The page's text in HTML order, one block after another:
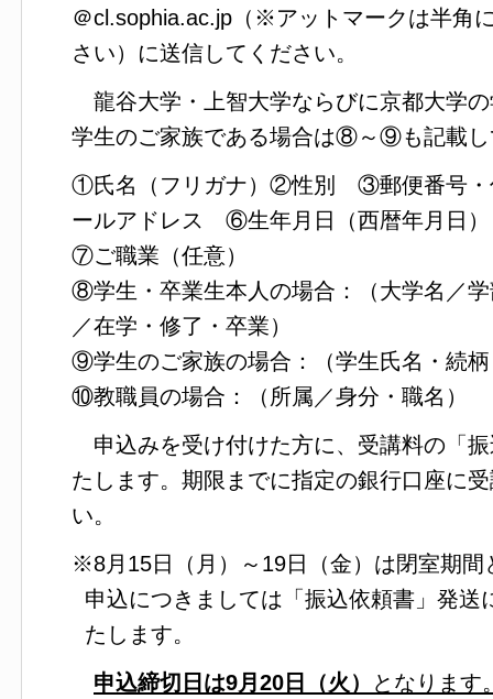
＠cl.sophia.ac.jp（※アットマークは半角
さい）に送信してください。
龍谷大学・上智大学ならびに京都大学
学生のご家族である場合は⑧～⑨も記載し
①氏名（フリガナ）②性別 ③郵便番号
ールアドレス ⑥生年月日（西暦年月日）
⑦ご職業（任意）
⑧学生・卒業生本人の場合：（大学名／
／在学・修了・卒業）
⑨学生のご家族の場合：（学生氏名・続
⑩教職員の場合：（所属／身分・職名）
申込みを受け付けた方に、受講料の「
たします。期限までに指定の銀行口座に
い。
※8月15日（月）～19日（金）は閉室期間
申込につきましては「振込依頼書」発送
たします。
申込締切日は9月20日（火）
となります